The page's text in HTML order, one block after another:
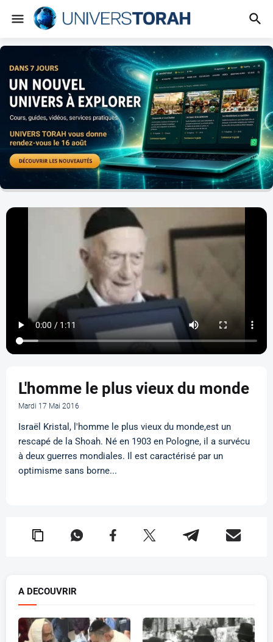
L'homme le plus vieux du monde
Mardi 17 Mai 2016
Israël Kristal, l'homme le plus vieux du monde,est un
rescapé de la Shoah. Né en 1903 en Pologne, il a survécu
à deux guerres mondiales. Il est caractérisé par un
optimisme sans borne...
A DECOUVRIR